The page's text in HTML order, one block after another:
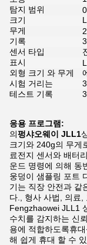
탐지 범위
크기
무게
기록
센서 타입
표시
외형 크기 와 무게
시험 거리는
테스트 기록
응용 프로그램:
의펑샤오웨이 JLL1
크기와 240g의 무게
료전지 센서와 배터
운드 명령에 의해 동
웅덩이 샘플링 포트
기는 직장 안전과 같
다., 형사 사법, 의료,
Fengzhaowei JLL1
수치를 감지하는 신
용에 적합하도록휴
해 쉽게 휴대 할 수